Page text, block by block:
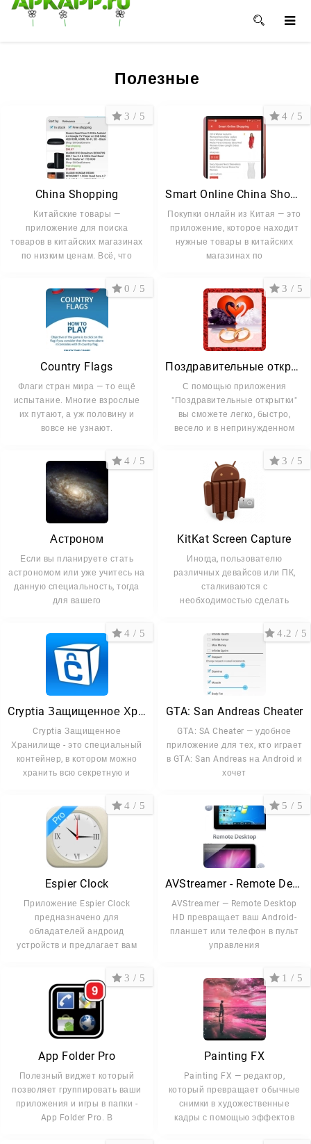
🌸 🌼 🌺
Полезные
China Shopping
Китайские товары —
приложение для поиска
товаров в китайских магазинах
по низким ценам. Всё, что
3 / 5
Smart Online China Shopping
Покупки онлайн из Китая — это
приложение, которое находит
нужные товары в китайских
магазинах по
4 / 5
Country Flags
Флаги стран мира — то ещё
испытание. Многие взрослые
их путают, а уж половину и
вовсе не узнают.
0 / 5
Поздравительные открытки
С помощью приложения
"Поздравительные открытки"
вы сможете легко, быстро,
весело и в непринужденном
3 / 5
Астроном
Если вы планируете стать
астрономом или уже учитесь на
данную специальность, тогда
для вашего
4 / 5
KitKat Screen Capture
Иногда, пользователю
различных девайсов или ПК,
сталкиваются с
необходимостью сделать
3 / 5
Cryptia Защищенное Хранилище
Cryptia Защищенное
Хранилище - это специальный
контейнер, в котором можно
хранить всю секретную и
4 / 5
GTA: San Andreas Cheater
GTA: SA Cheater — удобное
приложение для тех, кто играет
в GTA: San Andreas на Android и
хочет
4.2 / 5
Espier Clock
Приложение Espier Clock
предназначено для
обладателей андроид
устройств и предлагает вам
4 / 5
AVStreamer - Remote Desktop HD
AVStreamer — Remote Desktop
HD превращает ваш Android-
планшет или телефон в пульт
управления
5 / 5
App Folder Pro
Полезный виджет который
позволяет группировать ваши
приложения и игры в папки -
App Folder Pro. В
3 / 5
Painting FX
Painting FX — редактор,
который превращает обычные
снимки в художественные
кадры с помощью эффектов
1 / 5